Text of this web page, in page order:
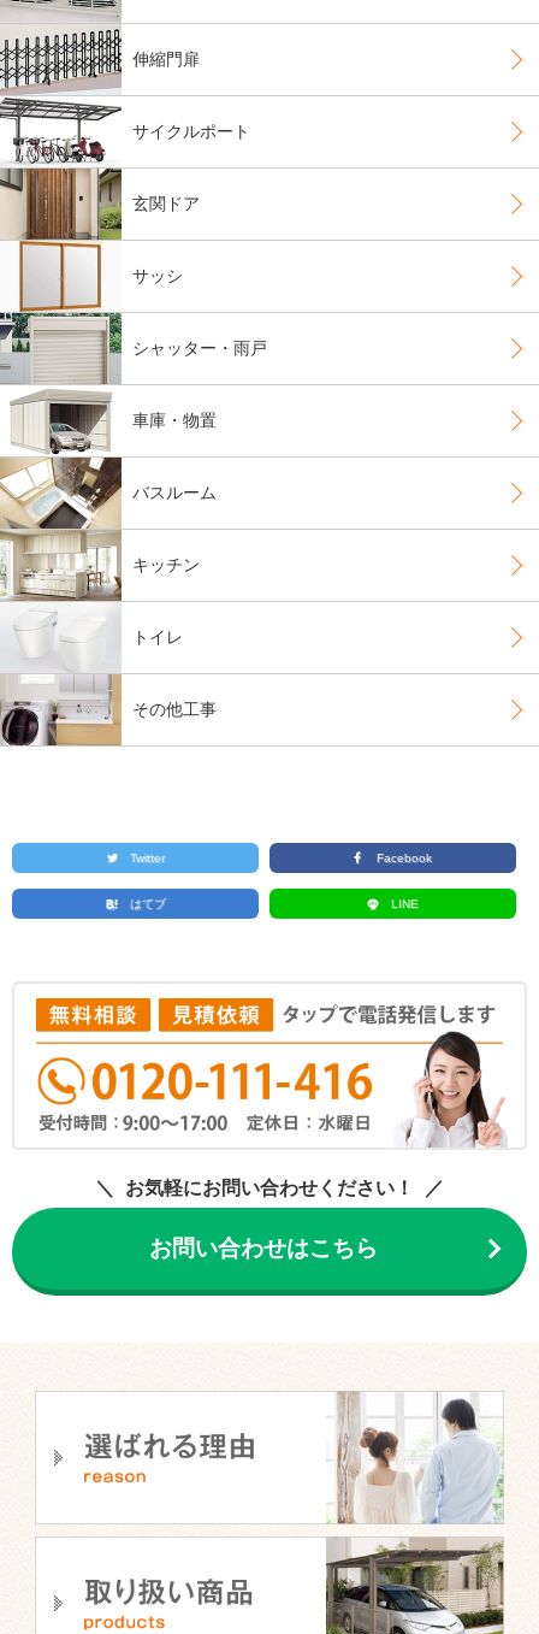
伸縮門扉
サイクルポート
玄関ドア
サッシ
シャッター・雨戸
車庫・物置
バスルーム
キッチン
トイレ
その他工事
Twitter Facebook
はてブ LINE
お気軽にお問い合わせください！
お問い合わせはこちら